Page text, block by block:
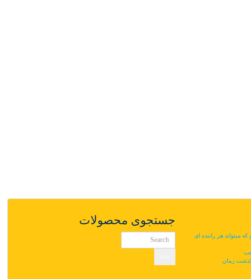
که میتواند هر راننده ای
زمان
جستجوی محصولات